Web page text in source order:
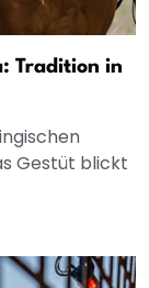
Tradition in
Gestüt blickt